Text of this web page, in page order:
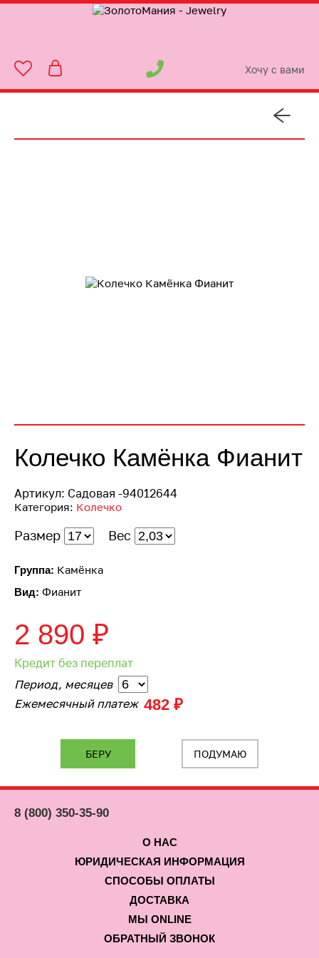
Хочу с вами
Колечко Камёнка Фианит
Артикул: Садовая -94012644
Категория: Колечко
Размер Вес
Группа: Камёнка
Вид: Фианит
2 890 ₽
Кредит без переплат
Период, месяцев
Ежемесячный платеж 482 ₽
ПОДУМАЮ
8 (800) 350-35-90
О НАС
ЮРИДИЧЕСКАЯ ИНФОРМАЦИЯ
СПОСОБЫ ОПЛАТЫ
ДОСТАВКА
МЫ ONLINE
ОБРАТНЫЙ ЗВОНОК